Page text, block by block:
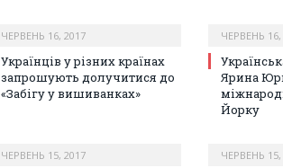
ЧЕРВЕНЬ 16, 2017
Українців у різних країнах
запрошують долучитися до
«Забігу у вишиванках»
ЧЕРВЕНЬ 16,
Ярина
Йорку
ЧЕРВЕНЬ 15, 2017 ЧЕРВЕНЬ 15,